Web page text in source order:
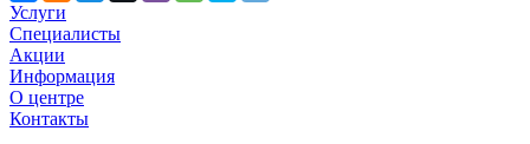
Услуги
Специалисты
Акции
Информация
О центре
Контакты